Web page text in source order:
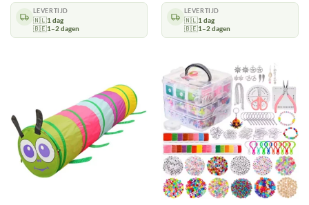
LEVERTIJD
🇳🇱1 dag
🇧🇪1–2 dagen
LEVERTIJD
🇳🇱1 dag
🇧🇪1–2 dagen